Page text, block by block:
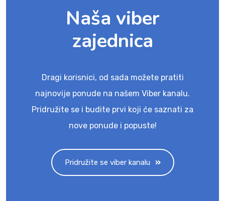
Naša viber
zajednica
Dragi korisnici, od sada možete pratiti
najnovije ponude na našem Viber kanalu.
Pridružite se i budite prvi koji će saznati za
nove ponude i popuste!
Pridružite se viber kanalu